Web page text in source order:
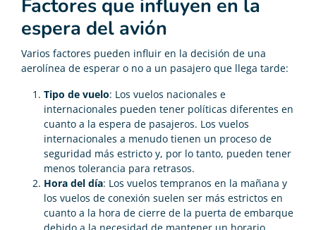
Factores que influyen en la
espera del avión
Varios factores pueden influir en la decisión de una
aerolínea de esperar o no a un pasajero que llega tarde:
Tipo de vuelo: Los vuelos nacionales e
internacionales pueden tener políticas diferentes en
cuanto a la espera de pasajeros. Los vuelos
internacionales a menudo tienen un proceso de
seguridad más estricto y, por lo tanto, pueden tener
menos tolerancia para retrasos.
Hora del día: Los vuelos tempranos en la mañana y
los vuelos de conexión suelen ser más estrictos en
cuanto a la hora de cierre de la puerta de embarque